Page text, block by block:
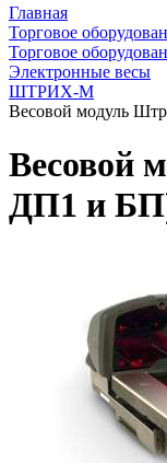
Главная
Торговое
Торговое
Электронные весы
ШТРИХ-М
Весовой модуль
Весовой
ДП1 и